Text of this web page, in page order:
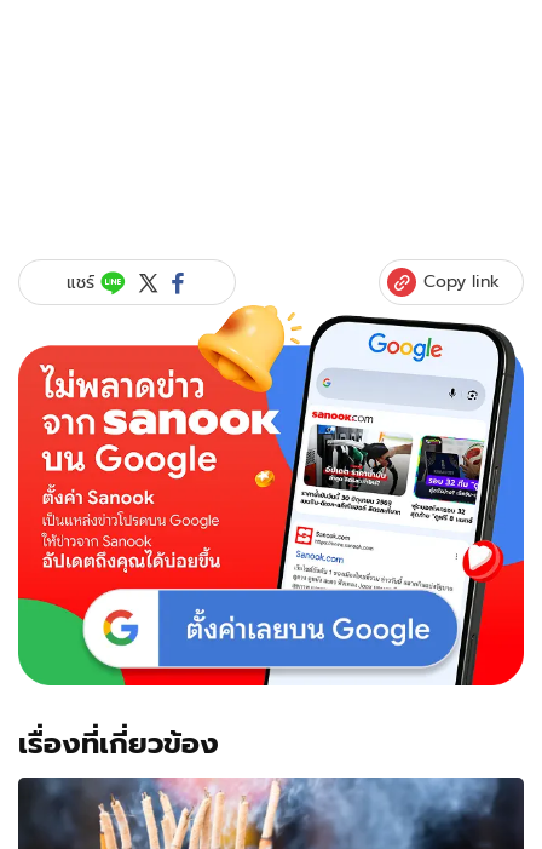
แชร์ Copy link
เรื่องที่เกี่ยวข้อง